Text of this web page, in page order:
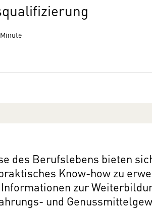
des Berufslebens bieten
Know-how zu
zur
und